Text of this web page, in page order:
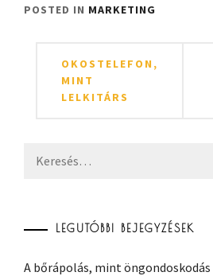
POSTED IN MARKETING
Bejegyzés
navigáció
OKOSTELEFON,
MINT
LELKITÁRS
LEGUTÓBBI BEJEGYZÉSEK
A bőrápolás, mint öngondoskodás